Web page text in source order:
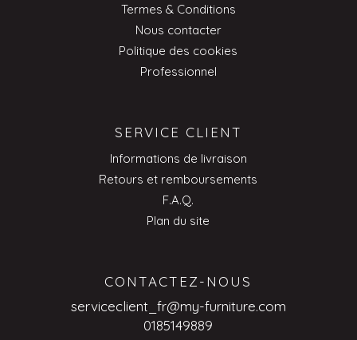
Termes & Conditions
Nous contacter
Politique des cookies
Professionnel
SERVICE CLIENT
Informations de livraison
Retours et remboursements
F.A.Q.
Plan du site
CONTACTEZ-NOUS
serviceclient_fr@my-furniture.com
0185149889